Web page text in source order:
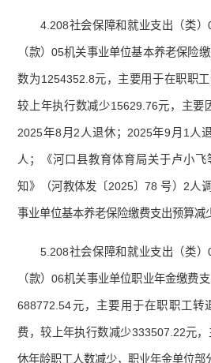
4.208社会保障和就业支出（类
（款）05机关事业单位基本养老保险
数为1254352.8元，主要用于在职职工
较上年执行数减少15629.76元，主要
2025年8月2人退休；2025年9月1人
人；《河口县教育体育局关于卢小
知》（河教体发〔2025〕78 号）2人
事业单位基本养老保险缴费支出预算减
5.208社会保障和就业支出（类
（款）06机关事业单位职业年金缴费
688772.54元，主要用于在职职工转
费，较上年执行数减少333507.22元
休年龄职工人数减少，职业年金单位部